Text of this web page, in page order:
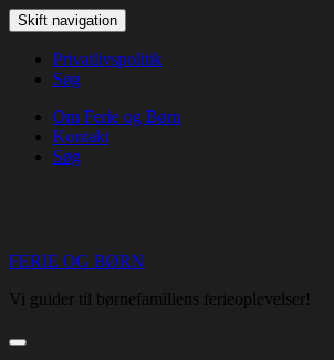
Skip
to
content
Skift navigation
Privatlivspolitik
Søg
Om Ferie og Børn
Kontakt
Søg
FERIE OG BØRN
Vi guider til børnefamiliens ferieoplevelser!